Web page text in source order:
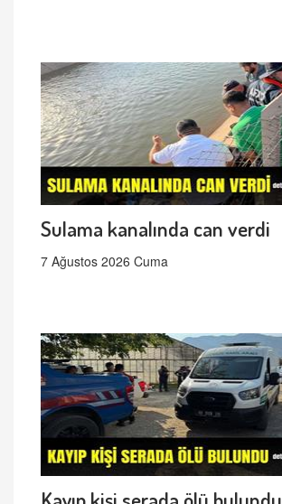
Sulama kanalında can verdi
7 Ağustos 2026 Cuma